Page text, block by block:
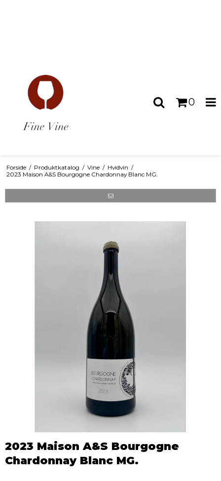
0
Forside / Produktkatalog / Vine / Hvidvin /
2023 Maison A&S Bourgogne Chardonnay Blanc MG.
2023 Maison A&S Bourgogne
Chardonnay Blanc MG.